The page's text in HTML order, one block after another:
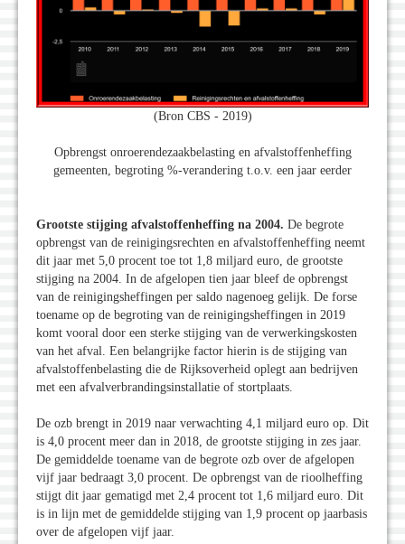
(Bron CBS - 2019)
Opbrengst onroerendezaakbelasting en afvalstoffenheffing
gemeenten, begroting %-verandering t.o.v. een jaar eerder
Grootste stijging afvalstoffenheffing na 2004. De begrote
opbrengst van de reinigingsrechten en afvalstoffenheffing neemt
dit jaar met 5,0 procent toe tot 1,8 miljard euro, de grootste
stijging na 2004. In de afgelopen tien jaar bleef de opbrengst
van de reinigingsheffingen per saldo nagenoeg gelijk. De forse
toename op de begroting van de reinigingsheffingen in 2019
komt vooral door een sterke stijging van de verwerkingskosten
van het afval. Een belangrijke factor hierin is de stijging van
afvalstoffenbelasting die de Rijksoverheid oplegt aan bedrijven
met een afvalverbrandingsinstallatie of stortplaats.
De ozb brengt in 2019 naar verwachting 4,1 miljard euro op. Dit
is 4,0 procent meer dan in 2018, de grootste stijging in zes jaar.
De gemiddelde toename van de begrote ozb over de afgelopen
vijf jaar bedraagt 3,0 procent. De opbrengst van de rioolheffing
stijgt dit jaar gematigd met 2,4 procent tot 1,6 miljard euro. Dit
is in lijn met de gemiddelde stijging van 1,9 procent op jaarbasis
over de afgelopen vijf jaar.